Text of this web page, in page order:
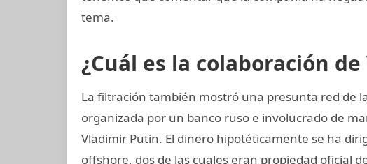
tema.
¿Cuál es la colaboración
La filtración también mostró una presunta red de
organizada por un banco ruso e involucrado de
Vladimir Putin. El dinero hipotéticamente se ha
offshore, dos de las cuales eran propiedad oficial